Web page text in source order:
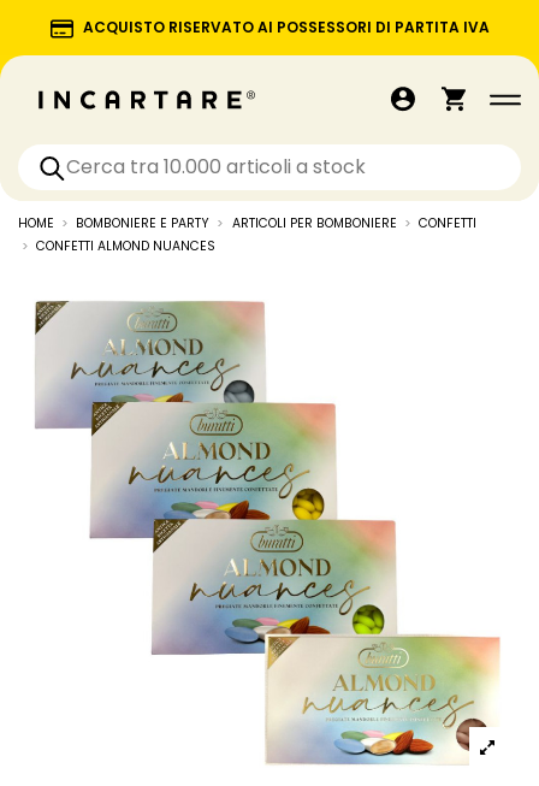
ACQUISTO RISERVATO AI POSSESSORI DI PARTITA IVA
HOME BOMBONIERE E PARTY ARTICOLI PER BOMBONIERE
CONFETTI
CONFETTI ALMOND NUANCES